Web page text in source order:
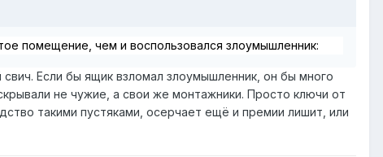
помещение, чем и воспользовался злоумышленник:
Если бы ящик взломал злоумышленник, он бы много
не чужие, а свои же монтажники. Просто ключи от
такими пустяками, осерчает ещё и премии лишит, или